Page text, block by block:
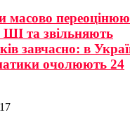
масово
ШІ та звільняють
завчасно: в
очолюють 24